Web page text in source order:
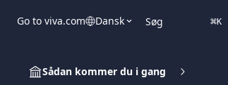
Go to viva.com Dansk Søg ⌘K
Sådan kommer du i gang